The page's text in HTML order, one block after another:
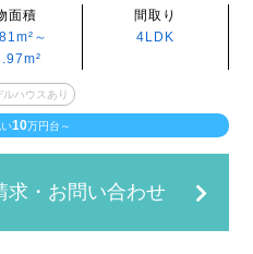
面積
～
間取り
4LDK
ルハウスあり
10万円台～
求・お問い合わせ